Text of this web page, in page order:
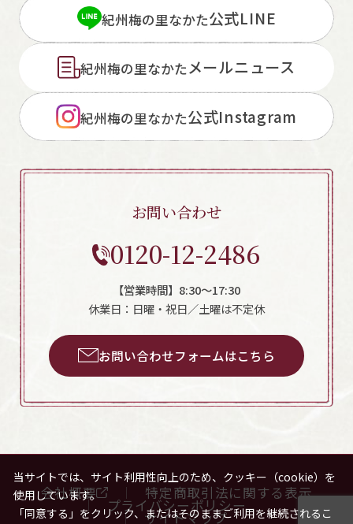
紀州梅の里なかた公式LINE
紀州梅の里なかたメールニュース
紀州梅の里なかた公式Instagram
お問い合わせ
0120-12-2486
【営業時間】8:30～17:30
休業日：日曜・祝日／土曜は不定休
お問い合わせフォームはこちら
会社概要 特定商取引法に関する表示
プライバシーポリシー
サイトマップ
当サイトでは、サイト利用性向上のため、クッキー（cookie）を
使用しています。
「同意する」をクリック、またはそのままご利用を継続されるこ